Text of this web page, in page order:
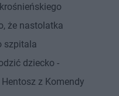
że nastolatka
szpitala
dziecko -
z Komendy